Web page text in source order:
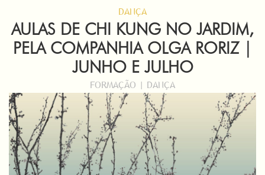
DANÇA
AULAS DE CHI KUNG NO JARDIM,
PELA COMPANHIA OLGA RORIZ |
JUNHO E JULHO
FORMAÇÃO | DANÇA